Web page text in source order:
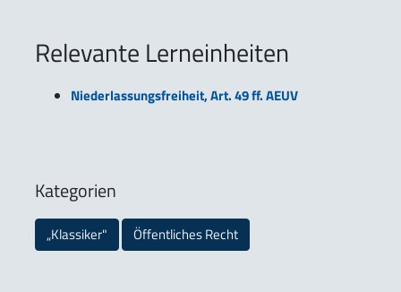
Relevante Lerneinheiten
Niederlassungsfreiheit, Art. 49 ff. AEUV
Kategorien
„Klassiker" Öffentliches Recht